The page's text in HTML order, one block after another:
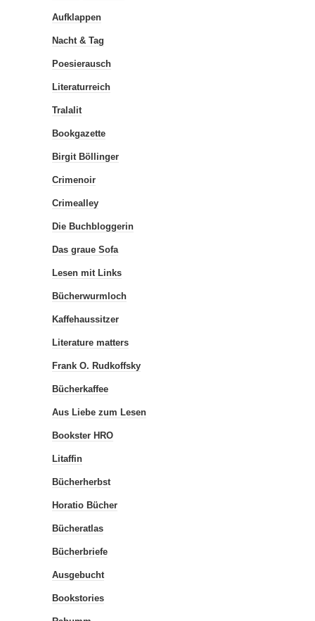
Aufklappen
Nacht & Tag
Poesierausch
Literaturreich
Tralalit
Bookgazette
Birgit Böllinger
Crimenoir
Crimealley
Die Buchbloggerin
Das graue Sofa
Lesen mit Links
Bücherwurmloch
Kaffehaussitzer
Literature matters
Frank O. Rudkoffsky
Bücherkaffee
Aus Liebe zum Lesen
Bookster HRO
Litaffin
Bücherherbst
Horatio Bücher
Bücheratlas
Bücherbriefe
Ausgebucht
Bookstories